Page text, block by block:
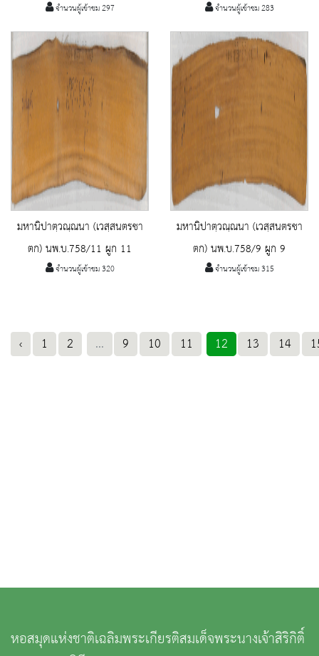
จำนวนผู้เข้าชม 297 จำนวนผู้เข้าชม 283
มหานิปาตฺวณฺณนา (เวสฺสนตรชา
ตก) นพ.บ.758/11 ผูก 11
จำนวนผู้เข้าชม 320
มหานิปาตฺวณฺณนา (เวสฺสนตรชา
ตก) นพ.บ.758/9 ผูก 9
จำนวนผู้เข้าชม 315
‹ 1 2 ... 9 10 11 12 13 14
หอสมุดแห่งชาติเฉลิมพระเกียรติสมเด็จพระนางเจ้าสิริกิติ์